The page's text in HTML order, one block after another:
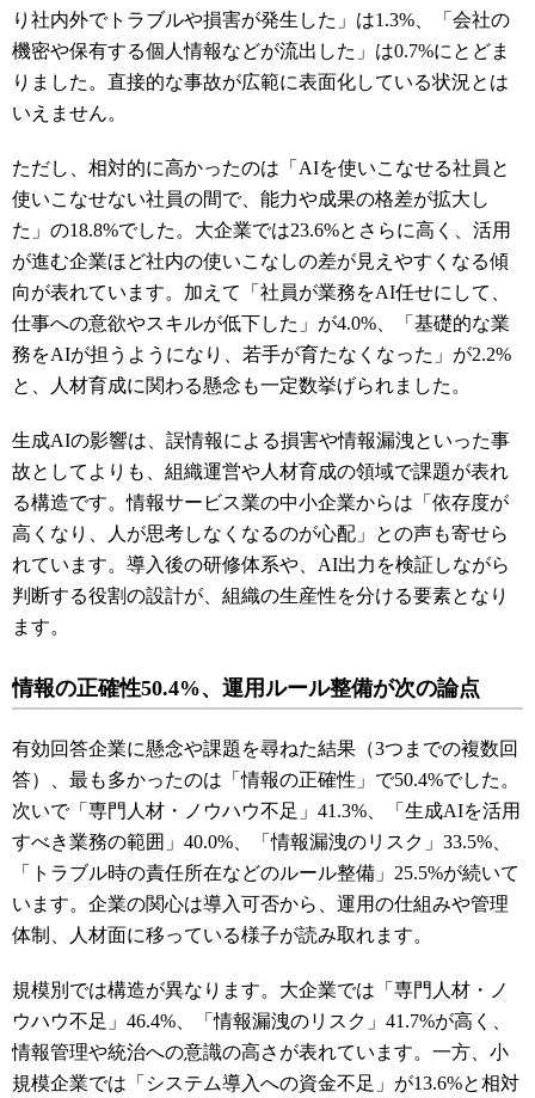
り社内外でトラブルや損害が発生した」は1.3%、「会社の
機密や保有する個人情報などが流出した」は0.7%にとどま
りました。直接的な事故が広範に表面化している状況とは
いえません。
ただし、相対的に高かったのは「AIを使いこなせる社員と
使いこなせない社員の間で、能力や成果の格差が拡大し
た」の18.8%でした。大企業では23.6%とさらに高く、活用
が進む企業ほど社内の使いこなしの差が見えやすくなる傾
向が表れています。加えて「社員が業務をAI任せにして、
仕事への意欲やスキルが低下した」が4.0%、「基礎的な業
務をAIが担うようになり、若手が育たなくなった」が2.2%
と、人材育成に関わる懸念も一定数挙げられました。
生成AIの影響は、誤情報による損害や情報漏洩といった事
故としてよりも、組織運営や人材育成の領域で課題が表れ
る構造です。情報サービス業の中小企業からは「依存度が
高くなり、人が思考しなくなるのが心配」との声も寄せら
れています。導入後の研修体系や、AI出力を検証しながら
判断する役割の設計が、組織の生産性を分ける要素となり
ます。
情報の正確性50.4%、運用ルール整備が次の論点
有効回答企業に懸念や課題を尋ねた結果（3つまでの複数回
答）、最も多かったのは「情報の正確性」で50.4%でした。
次いで「専門人材・ノウハウ不足」41.3%、「生成AIを活用
すべき業務の範囲」40.0%、「情報漏洩のリスク」33.5%、
「トラブル時の責任所在などのルール整備」25.5%が続いて
います。企業の関心は導入可否から、運用の仕組みや管理
体制、人材面に移っている様子が読み取れます。
規模別では構造が異なります。大企業では「専門人材・ノ
ウハウ不足」46.4%、「情報漏洩のリスク」41.7%が高く、
情報管理や統治への意識の高さが表れています。一方、小
規模企業では「システム導入への資金不足」が13.6%と相対